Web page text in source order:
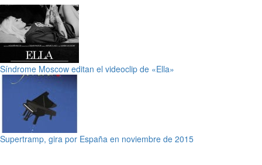
Síndrome Moscow editan el videoclip de «Ella»
Supertramp, gira por España en noviembre de 2015